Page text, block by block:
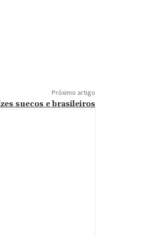
Próximo artigo
suecos e brasileiros